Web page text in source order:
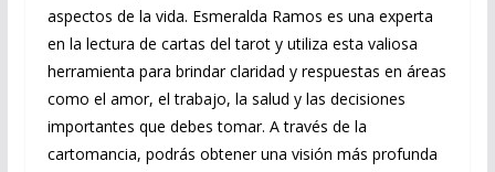
aspectos de la vida. Esmeralda Ramos es una experta
en la lectura de cartas del tarot y utiliza esta valiosa
herramienta para brindar claridad y respuestas en áreas
como el amor, el trabajo, la salud y las decisiones
importantes que debes tomar. A través de la
cartomancia, podrás obtener una visión más profunda